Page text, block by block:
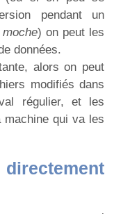
pendant un
moche) on peut les
données.
alors on peut
modifiés dans
régulier, et les
qui va les